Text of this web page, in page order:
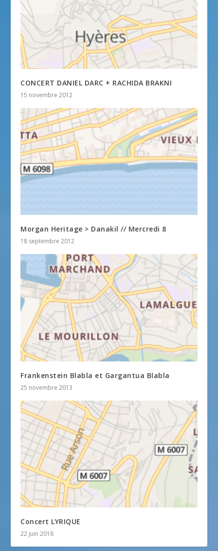
CONCERT DANIEL DARC + RACHIDA BRAKNI
15 novembre 2012
Morgan Heritage > Danakil // Mercredi 8
18 septembre 2012
Frankenstein Blabla et Gargantua Blabla
25 novembre 2013
Concert LYRIQUE
22 juin 2018